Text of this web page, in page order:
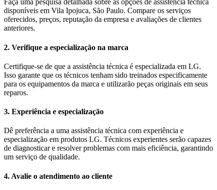
Faça uma pesquisa detalhada sobre as opções de assistência técnica
disponíveis em Vila Ipojuca, São Paulo. Compare os serviços
oferecidos, preços, reputação da empresa e avaliações de clientes
anteriores.
2. Verifique a especialização na marca
Certifique-se de que a assistência técnica é especializada em LG.
Isso garante que os técnicos tenham sido treinados especificamente
para os equipamentos da marca e utilizarão peças originais em seus
reparos.
3. Experiência e especialização
Dê preferência a uma assistência técnica com experiência e
especialização em produtos LG. Técnicos experientes serão capazes
de diagnosticar e resolver problemas com mais eficiência, garantindo
um serviço de qualidade.
4. Avalie o atendimento ao cliente